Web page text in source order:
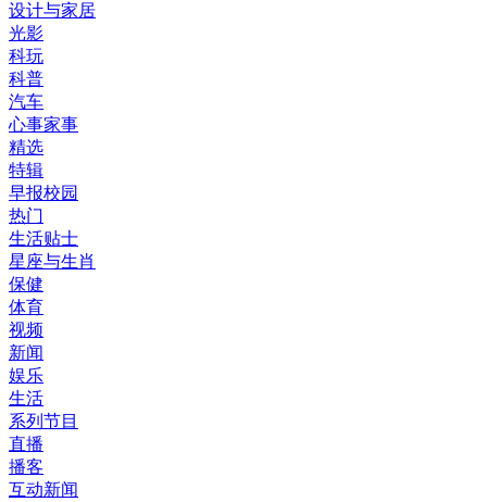
设计与家居
光影
科玩
科普
汽车
心事家事
精选
特辑
早报校园
热门
生活贴士
星座与生肖
保健
体育
视频
新闻
娱乐
生活
系列节目
直播
播客
互动新闻